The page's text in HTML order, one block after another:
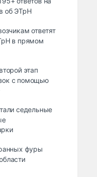
об ЭТрН
ответят
в прямом
этап
с помощью
седельные
фуры